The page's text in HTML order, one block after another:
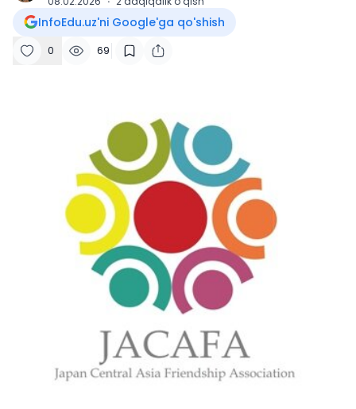
InfoEdu.uz'ni Google'ga qo'shish
0 69